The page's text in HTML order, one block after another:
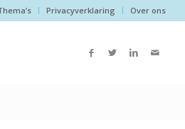
Privacyverklaring Over ons